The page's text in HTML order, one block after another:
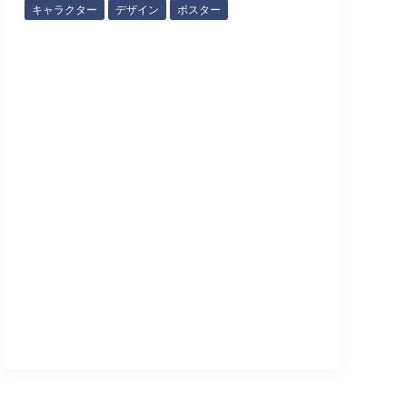
キャラクター デザイン ポスター